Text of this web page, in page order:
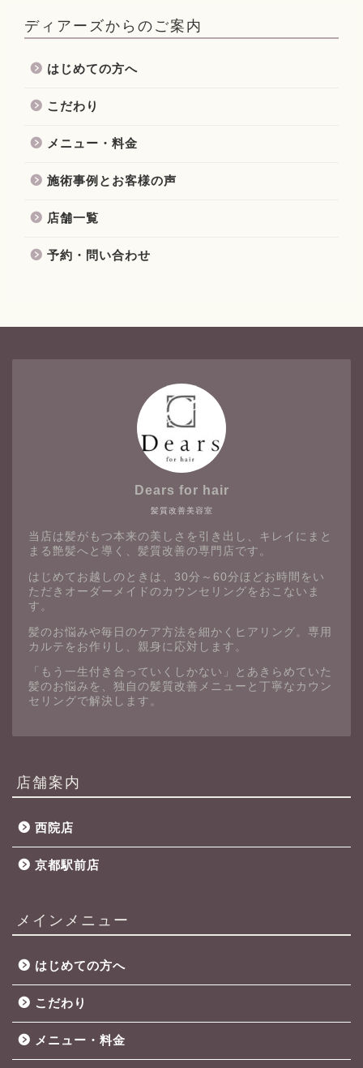
ディアーズからのご案内
はじめての方へ
こだわり
メニュー・料金
施術事例とお客様の声
店舗一覧
予約・問い合わせ
髪質改善美容室
Dears for hair
当店は髪がもつ本来の美しさを引き出し、キレイにまと
まる艶髪へと導く、髪質改善の専門店です。
はじめてお越しのときは、30分～60分ほどお時間をい
ただきオーダーメイドのカウンセリングをおこないま
す。
髪のお悩みや毎日のケア方法を細かくヒアリング。専用
カルテをお作りし、親身に応対します。
「もう一生付き合っていくしかない」とあきらめていた
髪のお悩みを、独自の髪質改善メニューと丁寧なカウン
セリングで解決します。
店舗案内
西院店
京都駅前店
メインメニュー
はじめての方へ
こだわり
メニュー・料金